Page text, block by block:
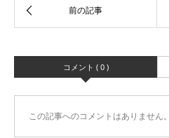
コメント ( 0 )
この記事へのコメントはありません。